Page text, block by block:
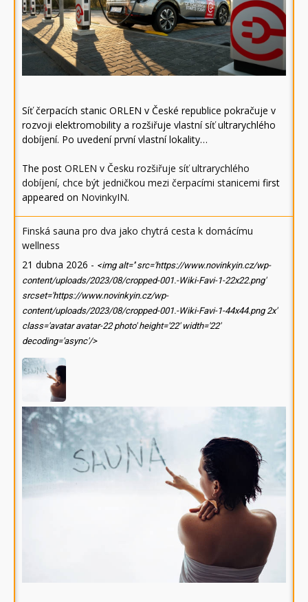
Síť čerpacích stanic ORLEN v České republice pokračuje v
rozvoji elektromobility a rozšiřuje vlastní síť ultrarychlého
dobíjení. Po uvedení první vlastní lokality…
The post ORLEN v Česku rozšiřuje síť ultrarychlého
dobíjení, chce být jedničkou mezi čerpacími stanicemi first
appeared on NovinkyIN.
Finská sauna pro dva jako chytrá cesta k domácímu
wellness
21 dubna 2026 - <img alt='' src='https://www.novinkyin.cz/wp-
content/uploads/2023/08/cropped-001.-Wiki-Favi-1-22x22.png'
srcset='https://www.novinkyin.cz/wp-
content/uploads/2023/08/cropped-001.-Wiki-Favi-1-44x44.png 2x'
class='avatar avatar-22 photo' height='22' width='22'
decoding='async'/>